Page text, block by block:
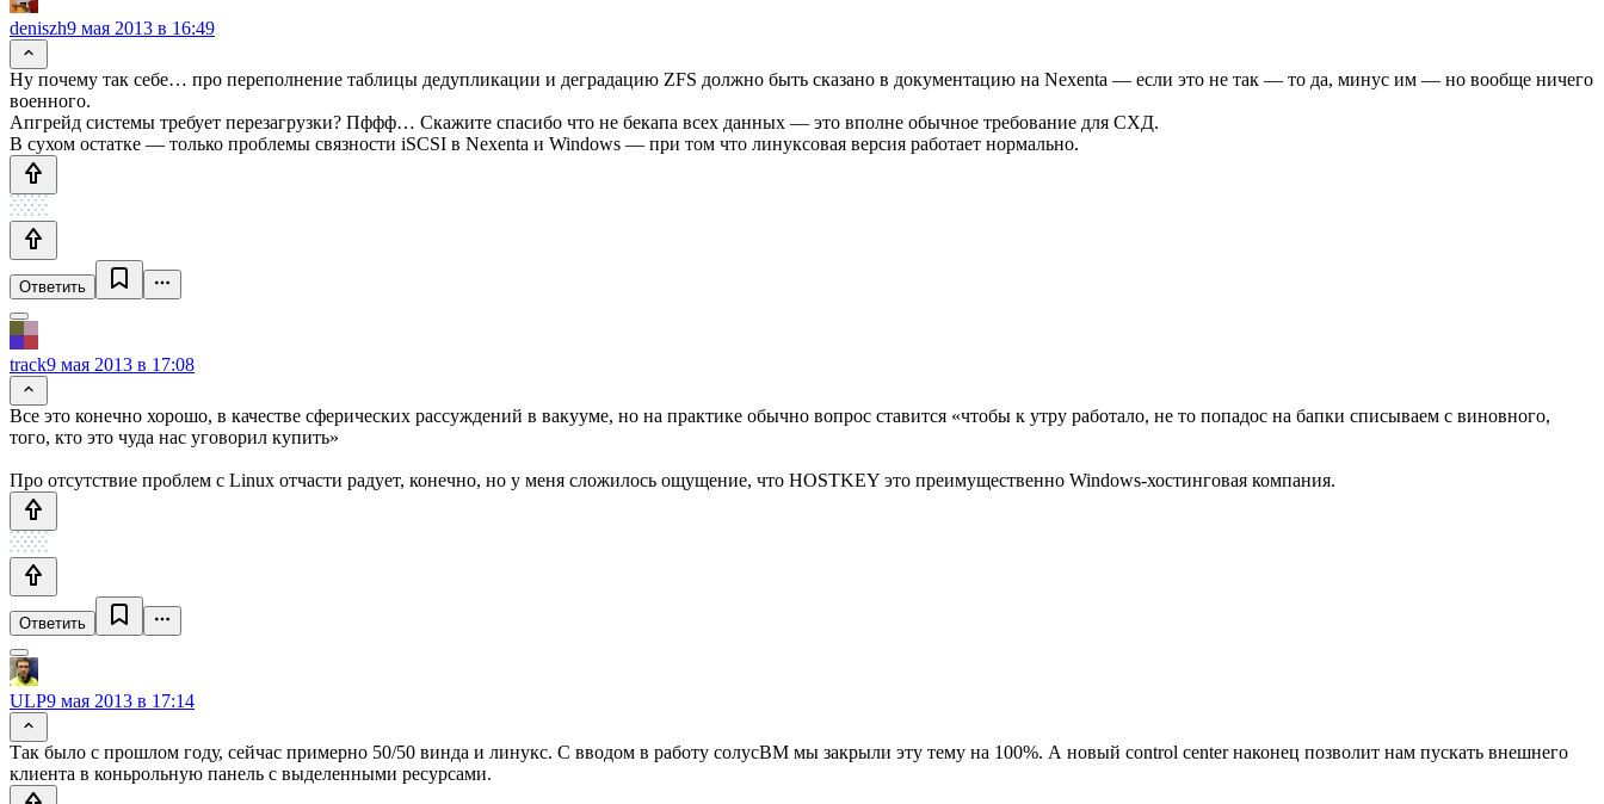
deniszh9 мая 2013 в 16:49
Ну почему так себе… про переполнение таблицы дедупликации и деградацию ZFS должно быть сказано в документацию на Nexenta — если это не так — то да, минус им — но вообще ничего
военного.
Апгрейд системы требует перезагрузки? Пффф… Скажите спасибо что не бекапа всех данных — это вполне обычное требование для СХД.
В сухом остатке — только проблемы связности iSCSI в Nexenta и Windows — при том что линуксовая версия работает нормально.
Ответить
track9 мая 2013 в 17:08
Все это конечно хорошо, в качестве сферических рассуждений в вакууме, но на практике обычно вопрос ставится «чтобы к утру работало, не то попадос на бапки списываем с виновного,
того, кто это чуда нас уговорил купить»
Про отсутствие проблем с Linux отчасти радует, конечно, но у меня сложилось ощущение, что HOSTKEY это преимущественно Windows-хостинговая компания.
Ответить
ULP9 мая 2013 в 17:14
Так было с прошлом году, сейчас примерно 50/50 винда и линукс. С вводом в работу солусВМ мы закрыли эту тему на 100%. А новый control center наконец позволит нам пускать внешнего
клиента в коньрольную панель с выделенными ресурсами.